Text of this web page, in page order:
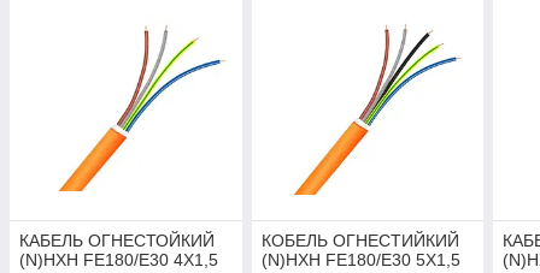
КАБЕЛЬ ОГНЕСТОЙКИЙ
(N)HXH FE180/E30 4Х1,5
КОБЕЛЬ ОГНЕСТИЙКИЙ
(N)HXH FE180/E30 5Х1,5